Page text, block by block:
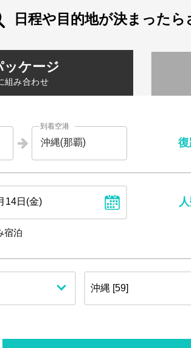
日程や目的地が決まったら
ッケージ
組み合わせ
到着空港
宿泊